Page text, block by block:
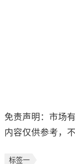
免责声明：市场
内容仅供参考，
标签一